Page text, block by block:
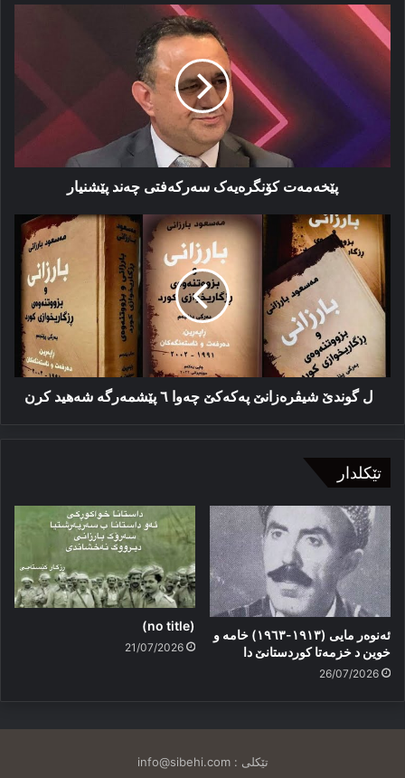
پێخەمەت
کۆنگرەیەک
سەرکەفتی
چەند
پێشنیار
پێخەمەت کۆنگرەیەک سەرکەفتی چەند پێشنیار
ل
گوندێ
شیڤرەزانێ
پەکەکێ
چەوا
٦
پێشمه‌رگه‌
شه‌هید
کرن
ل گوندێ شیڤرەزانێ پەکەکێ چەوا ٦ پێشمه‌رگه‌ شه‌هید کرن
تێکلدار
ئەنوەر مایی (١٩١٣-١٩٦٣) خامە و
خوین د خزمەتا کوردستانێ دا
26/07/2026
(no title)
21/07/2026
تێکلی :info@sibehi.com